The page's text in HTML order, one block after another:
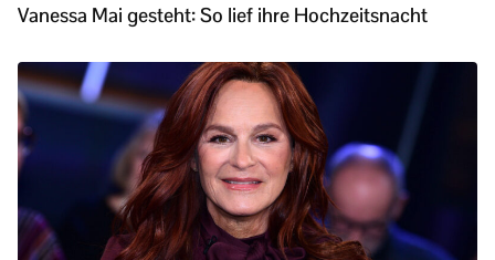
Vanessa Mai gesteht: So lief ihre Hochzeitsnacht